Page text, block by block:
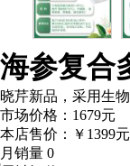
海参复合
晓芹新品，采用生
市场价格： 1679元
本店售价：
￥1399元
月销量 0